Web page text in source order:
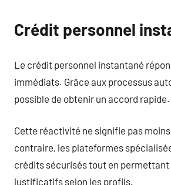
Crédit personnel
Le crédit personnel instantané
immédiats. Grâce aux processus
possible de obtenir un accord rapide.
Cette réactivité ne signifie pas
contraire, les plateformes
crédits sécurisés tout en permettant
justificatifs selon les profils.